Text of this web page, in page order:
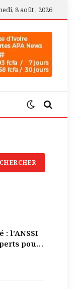
8 août , 2026
: l’ANSSI
pour